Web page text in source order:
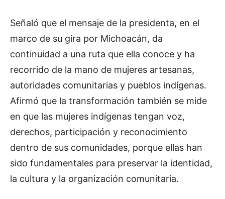
Señaló que el mensaje de la presidenta, en el
marco de su gira por Michoacán, da
continuidad a una ruta que ella conoce y ha
recorrido de la mano de mujeres artesanas,
autoridades comunitarias y pueblos indígenas.
Afirmó que la transformación también se mide
en que las mujeres indígenas tengan voz,
derechos, participación y reconocimiento
dentro de sus comunidades, porque ellas han
sido fundamentales para preservar la identidad,
la cultura y la organización comunitaria.